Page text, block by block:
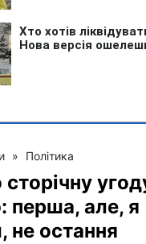
» Політика
перша, але, я
не остання